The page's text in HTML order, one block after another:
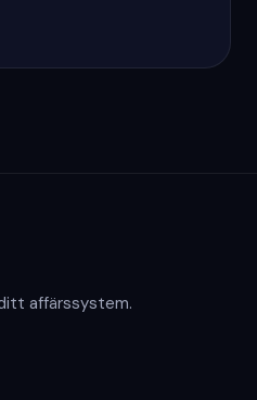
affärssystem.